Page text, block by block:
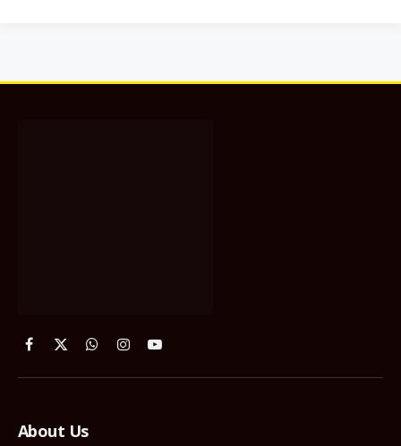
सामने लाता है। हमारा मिशन है जनता तक हर खबर को पूरी सच्चाई, निष्पक्षता और
महत्वपूर्ण खबर को हम प्रभावशाली ढंग से प्रस्तुत करते हैं। हमारे संवाददाता अपनी रुचि
रायपुर, छत्तीसगढ़ होगा।